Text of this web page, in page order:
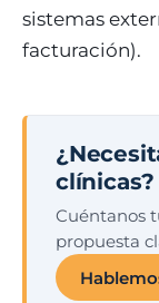
sistemas
facturación).
clínicas?
Cuéntanos
propuesta